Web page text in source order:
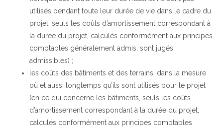
utilisés pendant toute leur durée de vie dans le cadre du
projet, seuls les coûts d’amortissement correspondant à
la durée du projet, calculés conformément aux principes
comptables généralement admis, sont jugés
admissibles) ;
les coûts des bâtiments et des terrains, dans la mesure
où et aussi longtemps qu’ils sont utilisés pour le projet
(en ce qui concerne les bâtiments, seuls les coûts
d’amortissement correspondant à la durée du projet,
calculés conformément aux principes comptables